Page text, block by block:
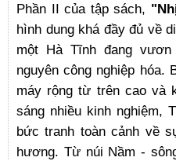
Phần II của tập sách,
hình dung khá đầy đủ về
một Hà Tĩnh đang
nguyên công nghiệp hóa.
máy rộng từ trên cao và
sáng nhiều kinh nghiệm,
bức tranh toàn cảnh về
hương. Từ núi Nầm -